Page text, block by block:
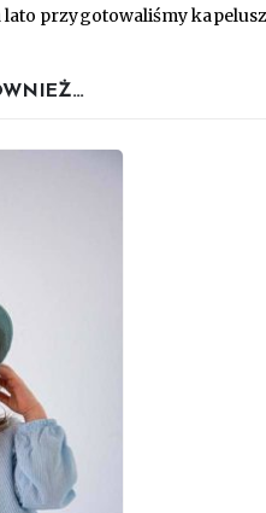
lato przygotowaliśmy